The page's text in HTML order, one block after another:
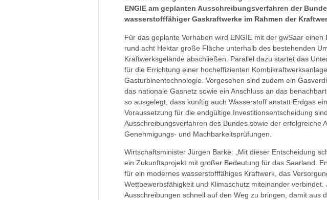
ENGIE am geplanten Ausschreibungsverfahren der
wasserstofffähiger Gaskraftwerke im Rahmen der
Für das geplante Vorhaben wird ENGIE mit der gwSaar
rund acht Hektar große Fläche unterhalb des bestehenden
Kraftwerksgelände abschließen. Parallel dazu startet das
für die Errichtung einer hocheffizienten
Gasturbinentechnologie. Vorgesehen sind zudem ein
das nationale Gasnetz sowie ein Anschluss an das
so ausgelegt, dass künftig auch Wasserstoff anstatt Erdgas
Voraussetzung für die endgültige Investitionsentscheidung
Ausschreibungsverfahren des Bundes sowie der erfolgreiche
Genehmigungs- und Machbarkeitsprüfungen.
Wirtschaftsminister Jürgen Barke: „Mit dieser Entscheidung
ein Zukunftsprojekt mit großer Bedeutung für das Saarland.
für ein modernes wasserstofffähiges Kraftwerk, das
Wettbewerbsfähigkeit und Klimaschutz miteinander
Ausschreibungen schnell auf den Weg zu bringen, damit aus